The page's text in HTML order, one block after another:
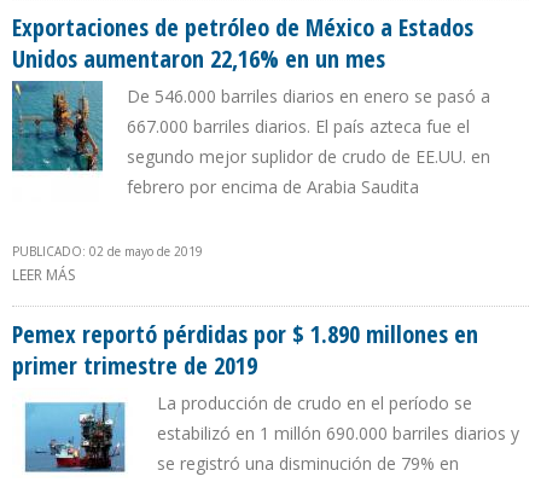
Exportaciones de petróleo de México a Estados
Unidos aumentaron 22,16% en un mes
De 546.000 barriles diarios en enero se pasó a
667.000 barriles diarios. El país azteca fue el
segundo mejor suplidor de crudo de EE.UU. en
febrero por encima de Arabia Saudita
PUBLICADO: 02 de mayo de 2019
LEER MÁS
Pemex reportó pérdidas por $ 1.890 millones en
primer trimestre de 2019
La producción de crudo en el período se
estabilizó en 1 millón 690.000 barriles diarios y
se registró una disminución de 79% en